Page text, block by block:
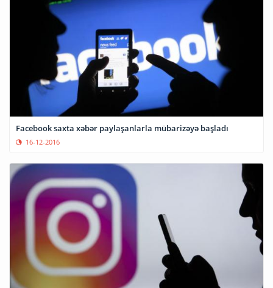
Facebook saxta xəbər paylaşanlarla mübarizəyə başladı
16-12-2016